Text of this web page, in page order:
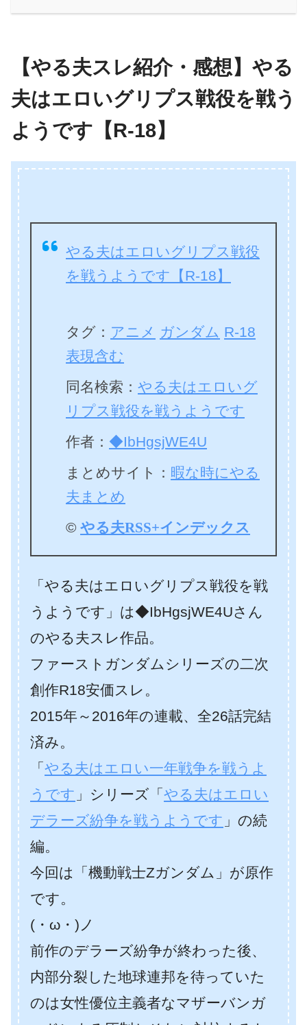
【やる夫スレ紹介・感想】やる
夫はエロいグリプス戦役を戦う
ようです【R-18】
やる夫はエロいグリプス戦役
を戦うようです【R-18】
タグ： アニメ ガンダム R-18
表現含む
同名検索： やる夫はエロいグ
リプス戦役を戦うようです
作者： ◆IbHgsjWE4U
まとめサイト： 暇な時にやる
夫まとめ
© やる夫RSS+インデックス
「やる夫はエロいグリプス戦役を戦
うようです」は◆IbHgsjWE4Uさん
のやる夫スレ作品。
ファーストガンダムシリーズの二次
創作R18安価スレ。
2015年～2016年の連載、全26話完結
済み。
「 やる夫はエロい一年戦争を戦うよ
うです 」シリーズ「 やる夫はエロい
デラーズ紛争を戦うようです 」の続
編。
今回は「機動戦士Zガンダム」が原作
です。
(・ω・)ノ
前作のデラーズ紛争が終わった後、
内部分裂した地球連邦を待っていた
のは女性優位主義者なマザーバンガ